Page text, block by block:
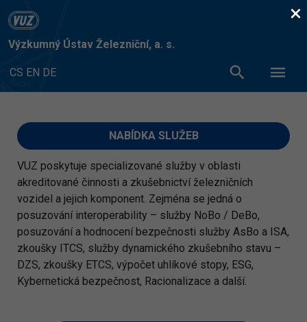
Výzkumný Ústav Železniční, a. s.
CS EN DE
NABÍDKA SLUŽEB
VUZ poskytuje specializované služby v oblasti
akreditované činnosti a zkušebnictví železničních
vozidel a jejich komponent. Zejména se jedná o
posuzování interoperability – služby NoBo / DeBo,
posuzování a hodnocení bezpečnosti služby AsBo a ISA,
zkoušky ITCS, služby dynamického zkušebního stavu –
DZS, zkoušky ETCS, výpočet uhlíkové stopy, ESG,
Kybernetická bezpečnost, Racionalizace a další.
×